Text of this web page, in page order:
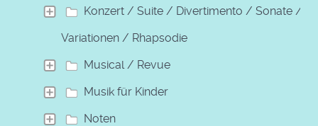
Konzert / Suite / Divertimento / Sonate /
Variationen / Rhapsodie
Musical / Revue
Musik für Kinder
Noten